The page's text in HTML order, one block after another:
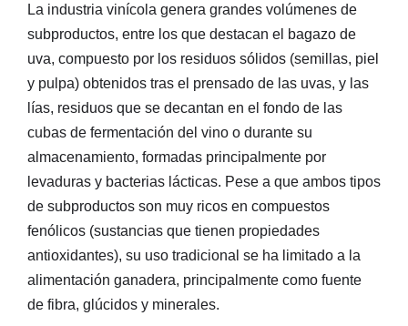
La industria vinícola genera grandes volúmenes de
subproductos, entre los que destacan el bagazo de
uva, compuesto por los residuos sólidos (semillas, piel
y pulpa) obtenidos tras el prensado de las uvas, y las
lías, residuos que se decantan en el fondo de las
cubas de fermentación del vino o durante su
almacenamiento, formadas principalmente por
levaduras y bacterias lácticas. Pese a que ambos tipos
de subproductos son muy ricos en compuestos
fenólicos (sustancias que tienen propiedades
antioxidantes), su uso tradicional se ha limitado a la
alimentación ganadera, principalmente como fuente
de fibra, glúcidos y minerales.